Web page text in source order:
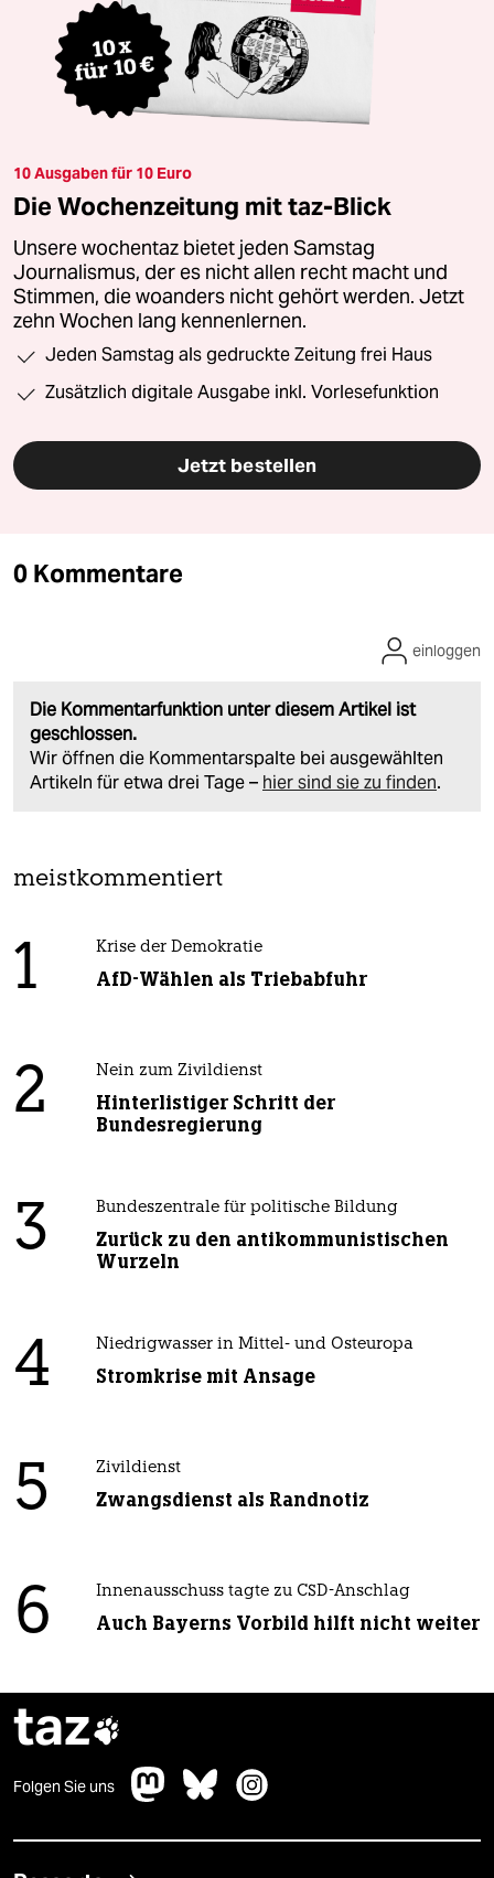
10 Ausgaben für 10 Euro
Die Wochenzeitung mit taz-Blick
Unsere wochentaz bietet jeden Samstag
Journalismus, der es nicht allen recht macht und
Stimmen, die woanders nicht gehört werden. Jetzt
zehn Wochen lang kennenlernen.
Jeden Samstag als gedruckte Zeitung frei Haus
Zusätzlich digitale Ausgabe inkl. Vorlesefunktion
Jetzt bestellen
0 Kommentare
Die Kommentarfunktion unter diesem Artikel ist
geschlossen.
Wir öffnen die Kommentarspalte bei ausgewählten
Artikeln für etwa drei Tage – hier sind sie zu finden.
einloggen
meistkommentiert
1 Krise der Demokratie
AfD-Wählen als Triebabfuhr
2 Nein zum Zivildienst
Hinterlistiger Schritt der
Bundesregierung
3 Bundeszentrale für politische Bildung
Zurück zu den antikommunistischen
Wurzeln
4 Niedrigwasser in Mittel- und Osteuropa
Stromkrise mit Ansage
5 Zivildienst
Zwangsdienst als Randnotiz
6 Innenausschuss tagte zu CSD-Anschlag
Auch Bayerns Vorbild hilft nicht weiter
taz
Folgen Sie uns